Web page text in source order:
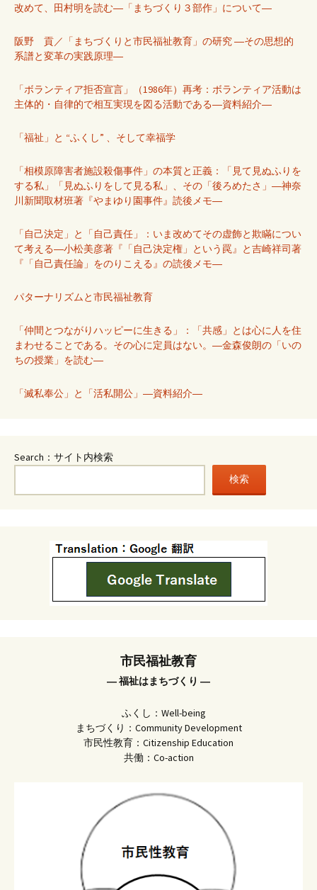
改めて、田村明を読む―「まちづくり３部作」について―
阪野 貢／「まちづくりと市民福祉教育」の研究 ―その思想的
系譜と変革の実践原理―
「ボランティア拒否宣言」（1986年）再考：ボランティア活動は
主体的・自律的で相互実現を図る活動である―資料紹介―
「福祉」と “ふくし” 、そして幸福学
「相模原障害者施設殺傷事件」の本質と正義：「見て見ぬふりを
する私」「見ぬふりをして見る私」、その「後ろめたさ」―神奈
川新聞取材班著『やまゆり園事件』読後メモ―
「自己決定」と「自己責任」：いま改めてその虚飾と欺瞞につい
て考える―小松美彦著『「自己決定権」という罠』と吉崎祥司著
『「自己責任論」をのりこえる』の読後メモ―
パターナリズムと市民福祉教育
「仲間とつながりハッピーに生きる」：「共感」とは心に人を住
まわせることである。その心に定員はない。―金森俊朗の「いの
ちの授業」を読む―
「滅私奉公」と「活私開公」―資料紹介―
Search：サイト内検索
検索
市民福祉教育
― 福祉はまちづくり ―
ふくし：Well-being
まちづくり：Community Development
市民性教育：Citizenship Education
共働：Co-action